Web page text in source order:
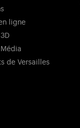
ligne
de Versailles